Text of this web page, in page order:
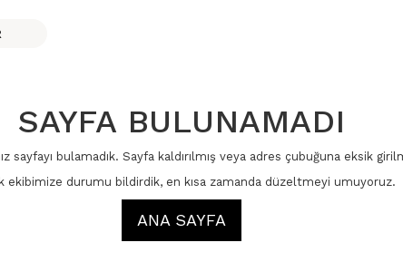
SAYFA BULUNAMADI
sayfayı bulamadık. Sayfa kaldırılmış veya adres çubuğuna eksik
ekibimize durumu bildirdik, en kısa zamanda düzeltmeyi umuyoruz.
ANA SAYFA